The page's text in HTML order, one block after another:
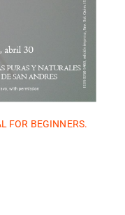
FOR BEGINNERS.